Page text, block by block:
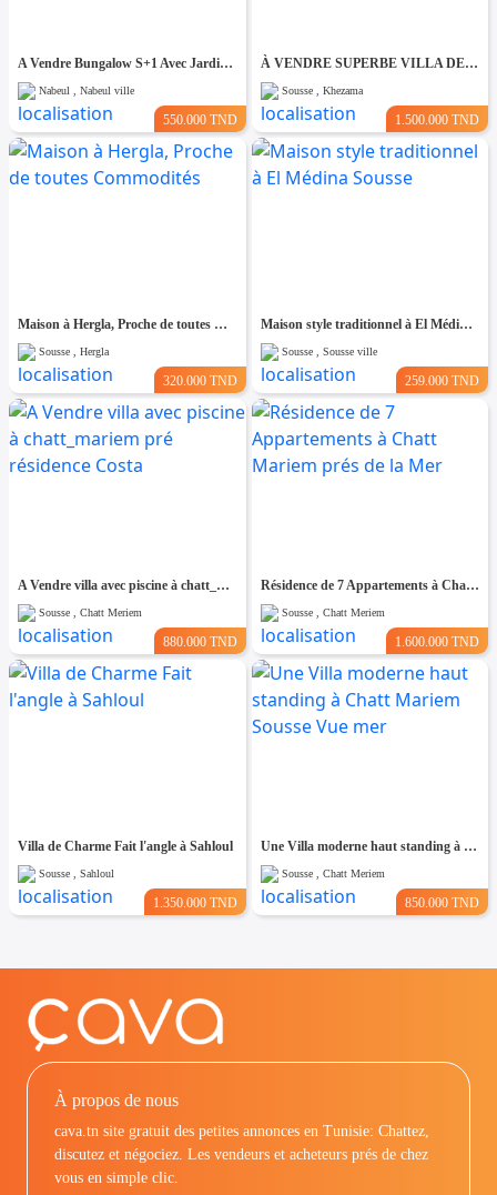
A Vendre Bungalow S+1 Avec Jardin à Club Farah, Nabeul
Nabeul , Nabeul ville
550.000 TND
À VENDRE SUPERBE VILLA DE 760 m² À KHZEMA OUEST
Sousse , Khezama
1.500.000 TND
Maison à Hergla, Proche de toutes Commodités
Sousse , Hergla
320.000 TND
Maison style traditionnel à El Médina Sousse
Sousse , Sousse ville
259.000 TND
A Vendre villa avec piscine à chatt_mariem pré résidence Costa
Sousse , Chatt Meriem
880.000 TND
Résidence de 7 Appartements à Chatt Mariem prés de la Mer
Sousse , Chatt Meriem
1.600.000 TND
Villa de Charme Fait l'angle à Sahloul
Sousse , Sahloul
1.350.000 TND
Une Villa moderne haut standing à Chatt Mariem Sousse Vue mer
Sousse , Chatt Meriem
850.000 TND
À propos de nous
cava.tn site gratuit des petites annonces en Tunisie: Chattez,
discutez et négociez. Les vendeurs et acheteurs prés de chez
vous en simple clic.